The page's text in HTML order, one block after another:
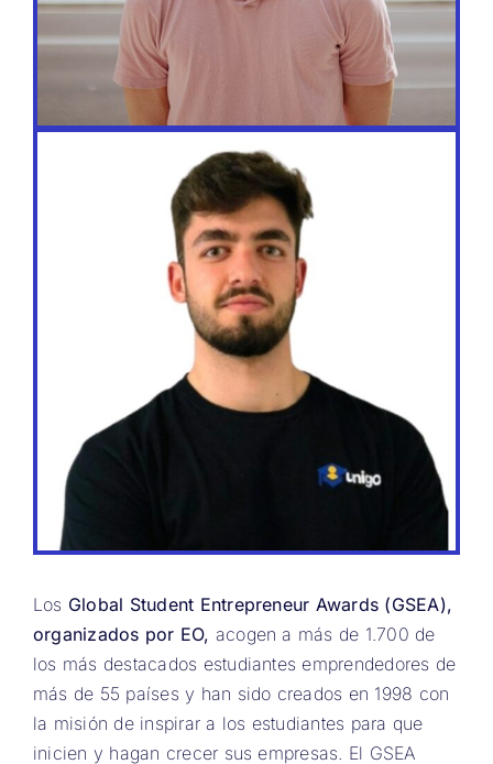
Los Global Student Entrepreneur Awards (GSEA),
organizados por EO, acogen a más de 1.700 de
los más destacados estudiantes emprendedores de
más de 55 países y han sido creados en 1998 con
la misión de inspirar a los estudiantes para que
inicien y hagan crecer sus empresas. El GSEA